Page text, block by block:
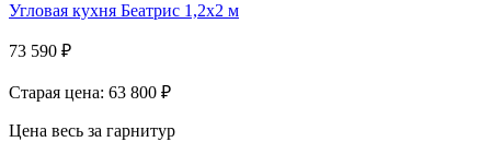
Угловая кухня Беатрис 1,2х2 м
73 590 ₽
Старая цена: 63 800 ₽
Цена весь за гарнитур